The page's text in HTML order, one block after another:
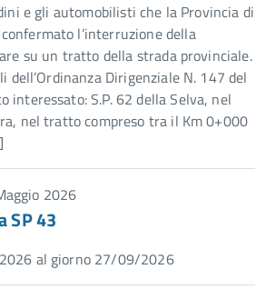
e gli automobilisti che la Provincia di
l’interruzione della
su un tratto della strada provinciale.
dell’Ordinanza Dirigenziale N. 147 del
interessato: S.P. 62 della Selva, nel
nel tratto compreso tra il Km 0+000
2026
SP 43
al giorno 27/09/2026